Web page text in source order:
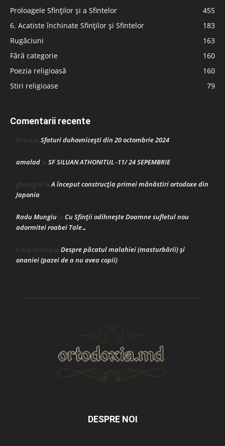
Proloagele Sfinților și a Sfintelor
455
6. Acatiste închinate Sfinților și Sfintelor
183
Rugăciuni
163
Fără categorie
160
Poezia religioasă
160
Stiri religioase
79
Comentarii recente
Doina la Sfaturi duhovnicești din 20 octombrie 2024
amalad la SF SILUAN ATHONITUL -11/ 24 SEPEMBRIE
gheorghe laA început construcţia primei mănăstiri ortodoxe din
Japonia
Radu Mungiu la Cu Sfinții odihnește Doamne sufletul nou
adormitei roabei Tale…
Crina Marina la Despre păcatul malahiei (masturbării) şi
onaniei (pazei de a nu avea copii)
DESPRE NOI